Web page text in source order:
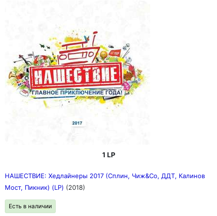
1 LP
НАШЕСТВИЕ: Хедлайнеры 2017 (Сплин, Чиж&Co, ДДТ, Калинов
Мост, Пикник) (LP) (2018)
Есть в наличии